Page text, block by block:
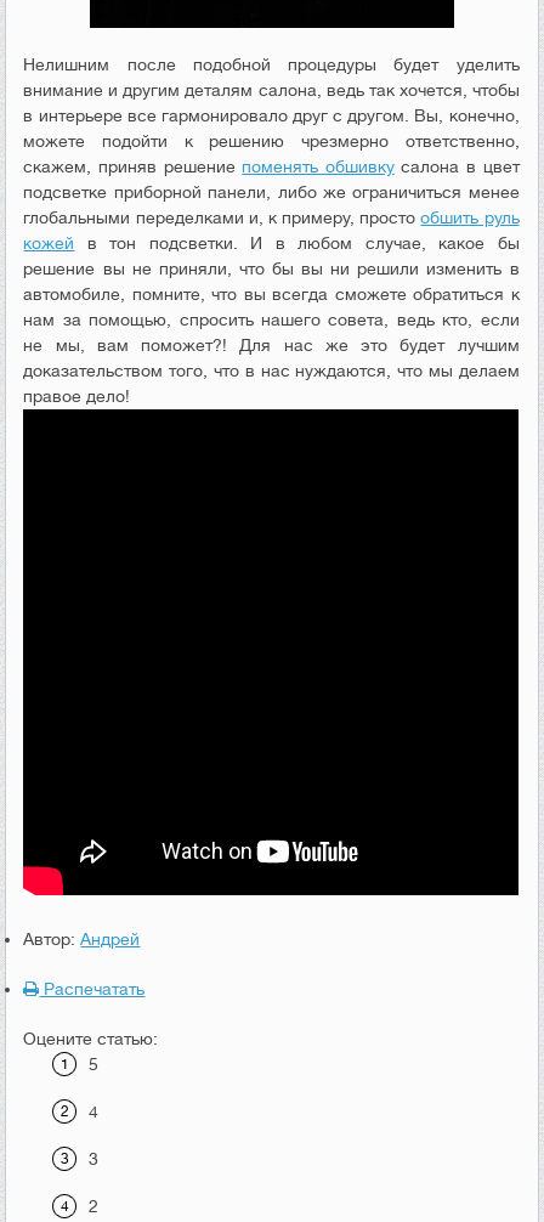
Нелишним после подобной процедуры будет уделить
внимание и другим деталям салона, ведь так хочется, чтобы
в интерьере все гармонировало друг с другом. Вы, конечно,
можете подойти к решению чрезмерно ответственно,
скажем, приняв решение поменять обшивкусалона в цвет
подсветке приборной панели, либо же ограничиться менее
глобальными переделками и, к примеру, простообшить руль
кожей в тон подсветки. И в любом случае, какое бы
решение вы не приняли, что бы вы ни решили изменить в
автомобиле, помните, что вы всегда сможете обратиться к
нам за помощью, спросить нашего совета, ведь кто, если
не мы, вам поможет?! Для нас же это будет лучшим
доказательством того, что в нас нуждаются, что мы делаем
правое дело!
Автор:Андрей
Распечатать
Оцените статью:
5
4
3
2